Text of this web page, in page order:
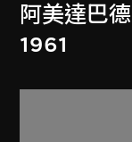
阿美達巴
1961